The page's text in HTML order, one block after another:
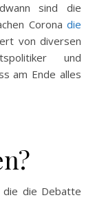
sind die
Corona die
von diversen
und
am Ende alles
die die Debatte